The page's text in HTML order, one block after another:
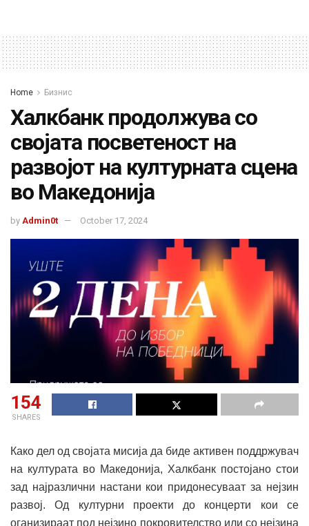
Home Бизнис
Халкбанк продолжува со
својата посветеност на
развојот на културната сцена
во Македонија
by Admin0t October 17, 2024
154
SHARES
Како дел од својата мисија да биде активен поддржувач
на културата во Македонија, Халкбанк постојано стои
зад најразлични настани кои придонесуваат за нејзин
развој. Од културни проекти до концерти кои се
оганизираат под нејзино покровителство или со нејзина